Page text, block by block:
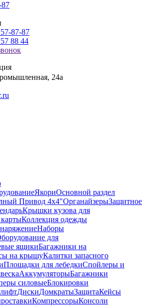
87
87-87
88 44
24а
ЯкориОсновной раздел
Привод 4х4"ОрганайзерыЗащитное
Крышки кузова для
Коллекция одежды
Наборы
для
ящикиБагажники на
на крышуКалитки запасного
Площадки для лебедкиСпойлеры и
АккумуляторыБагажники
силовыеБлокировки
ДискиДомкратыЗащитаКейсы
КомпрессорыКонсоли